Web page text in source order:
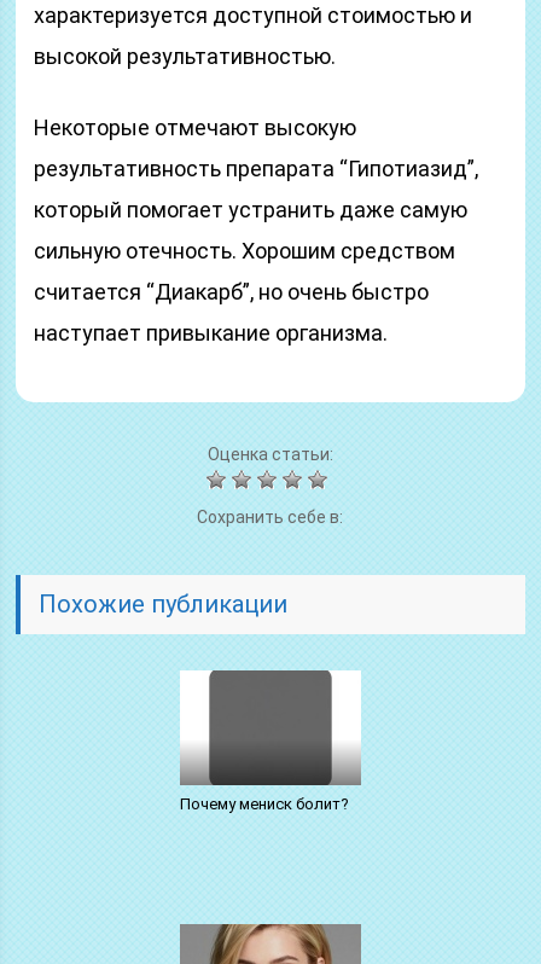
характеризуется доступной стоимостью и
высокой результативностью.
Некоторые отмечают высокую
результативность препарата “Гипотиазид”,
который помогает устранить даже самую
сильную отечность. Хорошим средством
считается “Диакарб”, но очень быстро
наступает привыкание организма.
Оценка статьи:
Сохранить себе в:
Похожие публикации
Почему мениск болит?